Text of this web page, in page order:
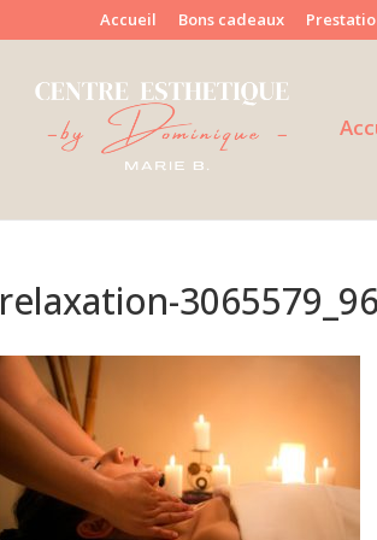
Accueil Bons cadeaux
relaxation-